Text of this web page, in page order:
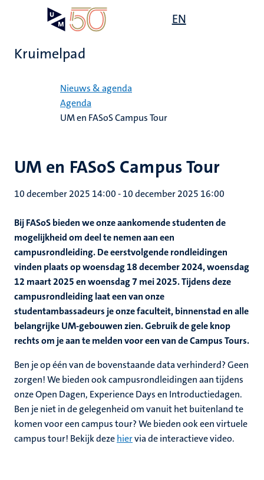
EN
Kruimelpad
Nieuws & agenda
Agenda
UM en FASoS Campus Tour
UM en FASoS Campus Tour
10 december 2025 14:00-10 december 2025 16:00
Bij FASoS bieden we onze aankomende studenten de
mogelijkheid om deel te nemen aan een
campusrondleiding. De eerstvolgende rondleidingen
vinden plaats op woensdag 18 december 2024, woensdag
12 maart 2025 en woensdag 7 mei 2025. Tijdens deze
campusrondleiding laat een van onze
studentambassadeurs je onze faculteit, binnenstad en alle
belangrijke UM-gebouwen zien. Gebruik de gele knop
rechts om je aan te melden voor een van de Campus Tours.
Ben je op één van de bovenstaande data verhinderd? Geen
zorgen! We bieden ook campusrondleidingen aan tijdens
onze Open Dagen, Experience Days en Introductiedagen.
Ben je niet in de gelegenheid om vanuit het buitenland te
komen voor een campus tour? We bieden ook een virtuele
campus tour! Bekijk dezehiervia de interactieve video.